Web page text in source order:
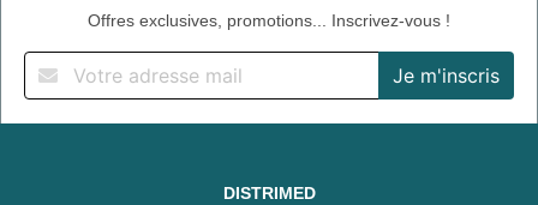
Offres exclusives, promotions... Inscrivez-vous !
DISTRIMED